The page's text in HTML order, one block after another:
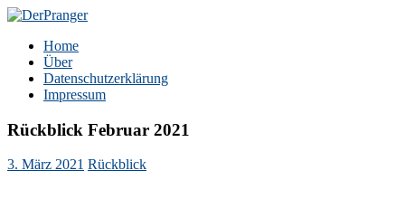
Zum
springen
DerPranger
Finanzen, Freiheit, Prangerei
Home
Über
Datenschutzerklärung
Impressum
Rückblick Februar 2021
3. März 2021 Rückblick